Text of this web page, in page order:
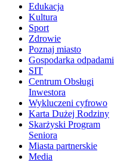
Edukacja
Kultura
Sport
Zdrowie
Poznaj miasto
Gospodarka odpadami
SIT
Centrum Obsługi
Inwestora
Wykluczeni cyfrowo
Karta Dużej Rodziny
Skarżyski Program
Seniora
Miasta partnerskie
Media